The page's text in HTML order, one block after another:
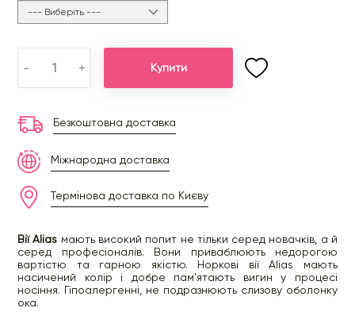
- + Купити
Безкоштовна доставка
Міжнародна доставка
Термінова доставка по Києву
Вії Alias мають високий попит не тільки серед новачків, а й
серед професіоналів. Вони приваблюють недорогою
вартістю та гарною якістю. Норкові вії Alias мають
насичений колір і добре пам'ятають вигин у процесі
носіння. Гіпоалергенні, не подразнюють слизову оболонку
ока.